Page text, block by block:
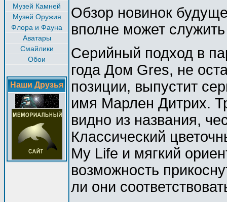
Музей Камней
Музей Оружия
Флора и Фауна
Аватары
Смайлики
Обои
Наши Друзья
Обзор новинок
вполне может
Серийный подход в
года Дом Gres, не
позиции, выпустит
имя Марлен Дитрих.
видно из названия,
Классический
My Life и мягкий
возможность
ли они